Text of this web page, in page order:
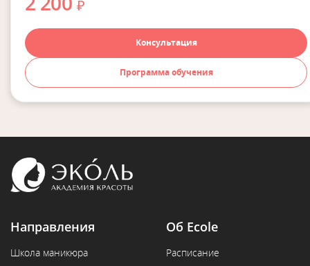
₽
Консультация
Программа обучения
Направления
Школа маникюра
Об Ecole
Расписание